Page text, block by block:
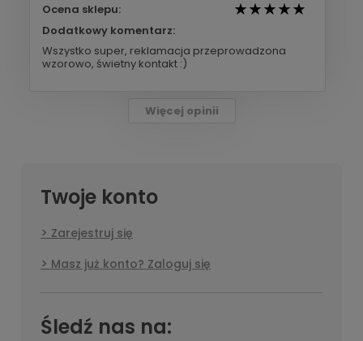
Ocena sklepu:
Dodatkowy komentarz:
Wszystko super, reklamacja przeprowadzona
wzorowo, świetny kontakt :)
Więcej opinii
Twoje konto
Zarejestruj się
Masz już konto? Zaloguj się
Śledź nas na: